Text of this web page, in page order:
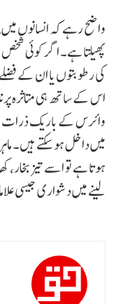
واضح رہے کہ انسانوں
پھیلتا ہے۔ اگر کوئی
کی رطوبتوں یا ان کے
اس کے ساتھ ہی متاثرہ
وائرس کے باریک ذرات
میں داخل ہو سکتے ہیں۔
ہوتا ہے تو اسے تیز
لینے میں دشواری جیسی